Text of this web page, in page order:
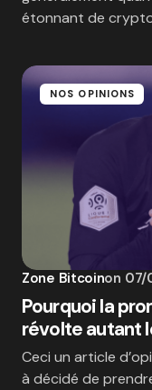
étonnant de
NOS OPINIONS
Zone Bitcoinon 07/
Pourquoi la
révolte autant
Ceci un article
à décidé de